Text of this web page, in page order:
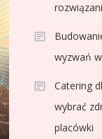
wyzwań
Catering
wybrać
placówki